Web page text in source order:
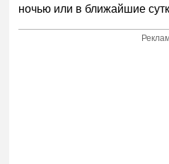
ночью или в ближайшие